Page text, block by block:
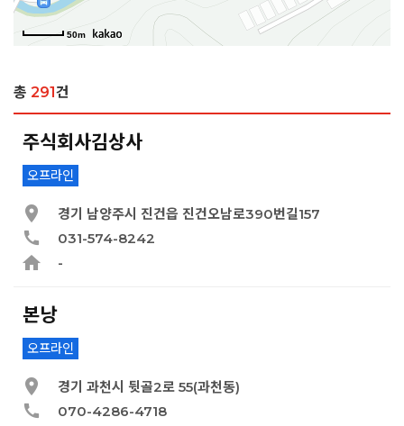
50m
총 291 건
주식회사김상사
오프라인
경기 남양주시 진건읍 진건오남로390번길157
031-574-8242
-
본낭
오프라인
경기 과천시 뒷골2로 55(과천동)
070-4286-4718